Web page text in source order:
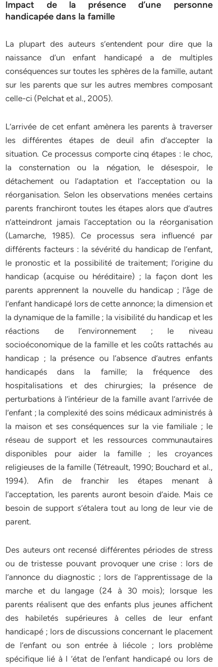
Impact de la présence d’une personne
handicapée dans la famille
La plupart des auteurs s’entendent pour dire que la
naissance d’un enfant handicapé a de multiples
conséquences sur toutes les sphères de la famille, autant
sur les parents que sur les autres membres composant
celle-ci (Pelchat et al., 2005).
L’arrivée de cet enfant amènera les parents à traverser
les différentes étapes de deuil afin d’accepter la
situation. Ce processus comporte cinq étapes : le choc,
la consternation ou la négation, le désespoir, le
détachement ou l’adaptation et l’acceptation ou la
réorganisation. Selon les observations menées certains
parents franchiront toutes les étapes alors que d’autres
n’atteindront jamais l’acceptation ou la réorganisation
(Lamarche, 1985). Ce processus sera influencé par
différents facteurs : la sévérité du handicap de l’enfant,
le pronostic et la possibilité de traitement; l’origine du
handicap (acquise ou héréditaire) ; la façon dont les
parents apprennent la nouvelle du handicap ; l’âge de
l’enfant handicapé lors de cette annonce; la dimension et
la dynamique de la famille ; la visibilité du handicap et les
réactions de l’environnement ; le niveau
socioéconomique de la famille et les coûts rattachés au
handicap ; la présence ou l’absence d’autres enfants
handicapés dans la famille; la fréquence des
hospitalisations et des chirurgies; la présence de
perturbations à l’intérieur de la famille avant l’arrivée de
l’enfant ; la complexité des soins médicaux administrés à
la maison et ses conséquences sur la vie familiale ; le
réseau de support et les ressources communautaires
disponibles pour aider la famille ; les croyances
religieuses de la famille (Tétreault, 1990; Bouchard et al.,
1994). Afin de franchir les étapes menant à
l’acceptation, les parents auront besoin d’aide. Mais ce
besoin de support s’étalera tout au long de leur vie de
parent.
Des auteurs ont recensé différentes périodes de stress
ou de tristesse pouvant provoquer une crise : lors de
l’annonce du diagnostic ; lors de l’apprentissage de la
marche et du langage (24 à 30 mois); lorsque les
parents réalisent que des enfants plus jeunes affichent
des habiletés supérieures à celles de leur enfant
handicapé ; lors de discussions concernant le placement
de l’enfant ou son entrée à liécole ; lors problème
spécifique lié à l ‘état de l’enfant handicapé ou lors de